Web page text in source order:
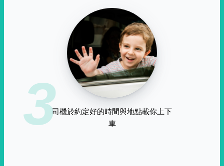
3司機於約定好的時間與地點載你上下
車